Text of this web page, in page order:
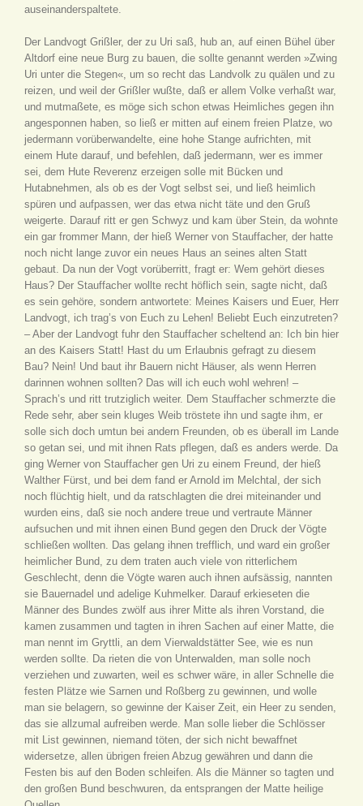
auseinanderspaltete.
Der Landvogt Grißler, der zu Uri saß, hub an, auf einen Bühel über
Altdorf eine neue Burg zu bauen, die sollte genannt werden »Zwing
Uri unter die Stegen«, um so recht das Landvolk zu quälen und zu
reizen, und weil der Grißler wußte, daß er allem Volke verhaßt war,
und mutmaßete, es möge sich schon etwas Heimliches gegen ihn
angesponnen haben, so ließ er mitten auf einem freien Platze, wo
jedermann vorüberwandelte, eine hohe Stange aufrichten, mit
einem Hute darauf, und befehlen, daß jedermann, wer es immer
sei, dem Hute Reverenz erzeigen solle mit Bücken und
Hutabnehmen, als ob es der Vogt selbst sei, und ließ heimlich
spüren und aufpassen, wer das etwa nicht täte und den Gruß
weigerte. Darauf ritt er gen Schwyz und kam über Stein, da wohnte
ein gar frommer Mann, der hieß Werner von Stauffacher, der hatte
noch nicht lange zuvor ein neues Haus an seines alten Statt
gebaut. Da nun der Vogt vorüberritt, fragt er: Wem gehört dieses
Haus? Der Stauffacher wollte recht höflich sein, sagte nicht, daß
es sein gehöre, sondern antwortete: Meines Kaisers und Euer, Herr
Landvogt, ich trag’s von Euch zu Lehen! Beliebt Euch einzutreten?
– Aber der Landvogt fuhr den Stauffacher scheltend an: Ich bin hier
an des Kaisers Statt! Hast du um Erlaubnis gefragt zu diesem
Bau? Nein! Und baut ihr Bauern nicht Häuser, als wenn Herren
darinnen wohnen sollten? Das will ich euch wohl wehren! –
Sprach’s und ritt trutziglich weiter. Dem Stauffacher schmerzte die
Rede sehr, aber sein kluges Weib tröstete ihn und sagte ihm, er
solle sich doch umtun bei andern Freunden, ob es überall im Lande
so getan sei, und mit ihnen Rats pflegen, daß es anders werde. Da
ging Werner von Stauffacher gen Uri zu einem Freund, der hieß
Walther Fürst, und bei dem fand er Arnold im Melchtal, der sich
noch flüchtig hielt, und da ratschlagten die drei miteinander und
wurden eins, daß sie noch andere treue und vertraute Männer
aufsuchen und mit ihnen einen Bund gegen den Druck der Vögte
schließen wollten. Das gelang ihnen trefflich, und ward ein großer
heimlicher Bund, zu dem traten auch viele von ritterlichem
Geschlecht, denn die Vögte waren auch ihnen aufsässig, nannten
sie Bauernadel und adelige Kuhmelker. Darauf erkieseten die
Männer des Bundes zwölf aus ihrer Mitte als ihren Vorstand, die
kamen zusammen und tagten in ihren Sachen auf einer Matte, die
man nennt im Gryttli, an dem Vierwaldstätter See, wie es nun
werden sollte. Da rieten die von Unterwalden, man solle noch
verziehen und zuwarten, weil es schwer wäre, in aller Schnelle die
festen Plätze wie Sarnen und Roßberg zu gewinnen, und wolle
man sie belagern, so gewinne der Kaiser Zeit, ein Heer zu senden,
das sie allzumal aufreiben werde. Man solle lieber die Schlösser
mit List gewinnen, niemand töten, der sich nicht bewaffnet
widersetze, allen übrigen freien Abzug gewähren und dann die
Festen bis auf den Boden schleifen. Als die Männer so tagten und
den großen Bund beschwuren, da entsprangen der Matte heilige